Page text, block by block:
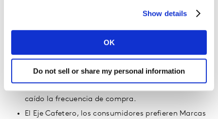
Show details
OK
Do not sell or share my personal information
compra, pero esto se compensa con carritos más
grandes.
caído la frecuencia de compra.
El Eje Cafetero, los consumidores prefieren Marcas